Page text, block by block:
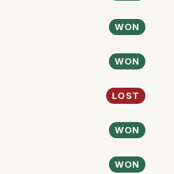
WON
WON
LOST
WON
WON